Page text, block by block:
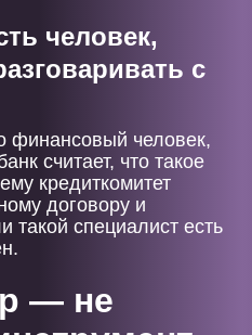
человек,
с
финансовый человек,
считает, что такое
кредиткомитет
договору и
такой специалист есть
— не